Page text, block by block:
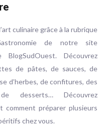
culinaire grâce à la rubrique
de notre site
BlogSudOuest. Découvrez
de pâtes, de sauces, de
d’herbes, de confitures, des
desserts… Découvrez
comment préparer plusieurs
chez vous.